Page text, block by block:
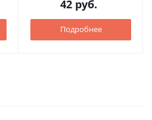
42 руб.
Подробнее